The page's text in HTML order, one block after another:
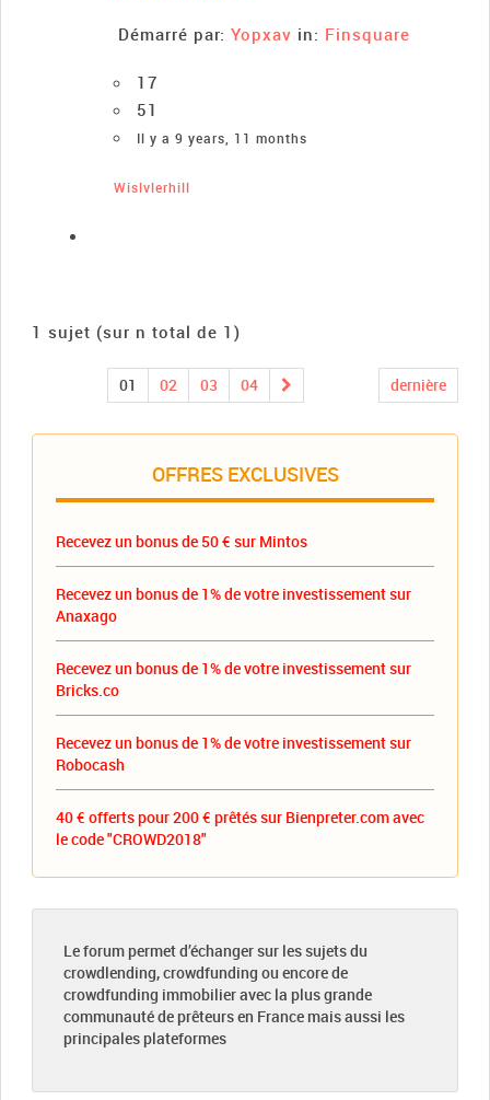
Démarré par: Yopxav in: Finsquare
17
51
Il y a 9 years, 11 months
Wislvlerhill
1 sujet (sur n total de 1)
01 02 03 04 dernière
OFFRES EXCLUSIVES
Recevez un bonus de 50 € sur Mintos
Recevez un bonus de 1% de votre investissement sur
Anaxago
Recevez un bonus de 1% de votre investissement sur
Bricks.co
Recevez un bonus de 1% de votre investissement sur
Robocash
40 € offerts pour 200 € prêtés sur Bienpreter.com avec
le code "CROWD2018"
Le forum permet d’échanger sur les sujets du
crowdlending, crowdfunding ou encore de
crowdfunding immobilier avec la plus grande
communauté de prêteurs en France mais aussi les
principales plateformes